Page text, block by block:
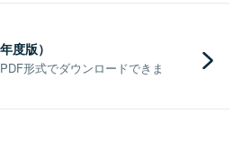
度版）
形式でダウンロードできま